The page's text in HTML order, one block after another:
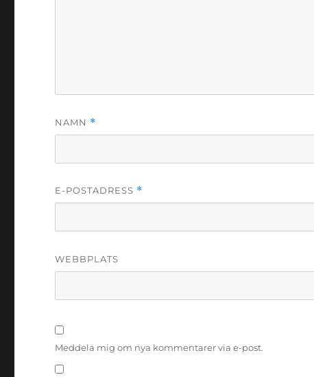
NAMN *
E-POSTADRESS *
WEBBPLATS
Meddela mig om nya kommentarer via e-post.